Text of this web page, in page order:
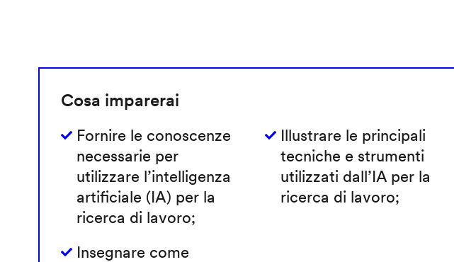
Cosa imparerai
Fornire le conoscenze
necessarie per
utilizzare l’intelligenza
artificiale (IA) per la
ricerca di lavoro;
Illustrare le principali
tecniche e strumenti
utilizzati dall’IA per la
ricerca di lavoro;
Insegnare come